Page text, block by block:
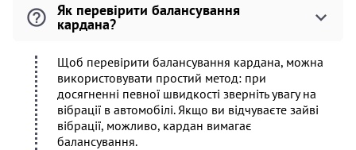
Як перевірити балансування
кардана?
Щоб перевірити балансування кардана, можна
використовувати простий метод: при
досягненні певної швидкості зверніть увагу на
вібрації в автомобілі. Якщо ви відчуваєте зайві
вібрації, можливо, кардан вимагає
балансування.